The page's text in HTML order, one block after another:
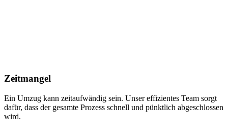
Zeitmangel
Ein Umzug kann zeitaufwändig sein. Unser effizientes Team sorgt
dafür, dass der gesamte Prozess schnell und pünktlich abgeschlossen
wird.